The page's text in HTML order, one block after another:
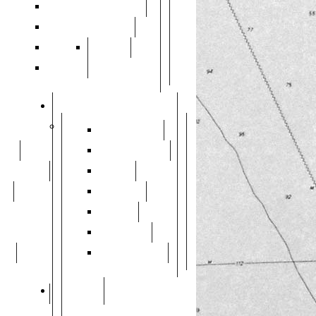
Poesia
Naturali